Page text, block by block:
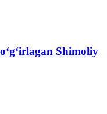
Shimoliy